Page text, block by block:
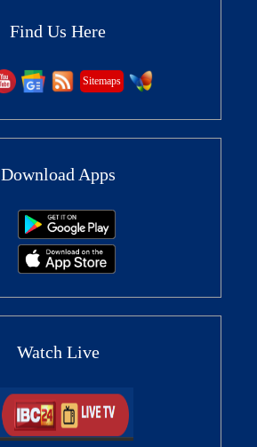
Find Us Here
Sitemaps
Download Apps
Watch Live